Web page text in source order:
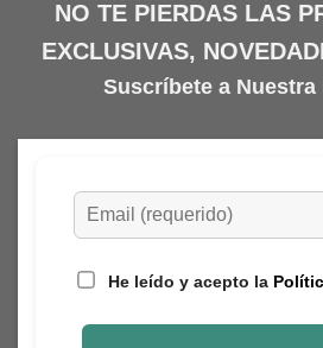
NO TE PIERDAS LAS
EXCLUSIVAS,
Suscríbete a Nuestra
He leído y acepto la